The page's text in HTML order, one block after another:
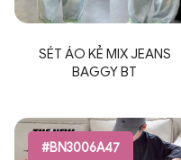
SÉT ÁO KẺ MIX JEANS
BAGGY BT
#BN3006A47